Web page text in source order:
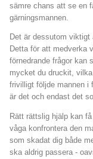
sämre chans att se en
gärningsmannen.
Det är dessutom
Detta för att medverka
förnedrande frågor kan
mycket du druckit,
frivilligt följde mannen i
är det och endast det
Rätt rättslig hjälp kan
våga konfrontera den
som skadat dig både
ska aldrig passera -